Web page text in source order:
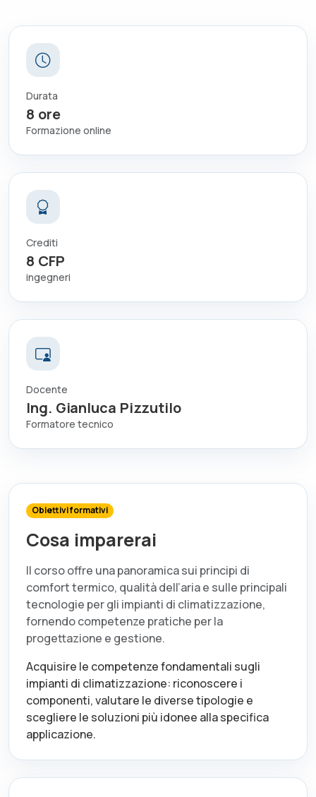
Durata
8 ore
Formazione online
Crediti
8 CFP
ingegneri
Docente
Ing. Gianluca Pizzutilo
Formatore tecnico
Obiettivi formativi
Cosa imparerai
Il corso offre una panoramica sui principi di
comfort termico, qualità dell’aria e sulle principali
tecnologie per gli impianti di climatizzazione,
fornendo competenze pratiche per la
progettazione e gestione.
Acquisire le competenze fondamentali sugli
impianti di climatizzazione: riconoscere i
componenti, valutare le diverse tipologie e
scegliere le soluzioni più idonee alla specifica
applicazione.